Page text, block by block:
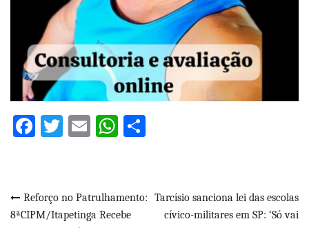
Facebook
Twitter
EmailWhatsApp
Navegação
Reforço no Patrulhamento:
8ªCIPM/Itapetinga Recebe
Tarcísio sanciona lei das escolas
cívico-militares em SP: ‘Só vai